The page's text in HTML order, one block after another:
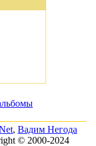
, Вадим Негода
© 2000-2024